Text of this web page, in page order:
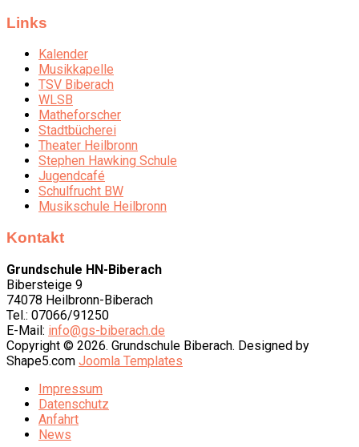
Links
Kalender
Musikkapelle
TSV Biberach
WLSB
Matheforscher
Stadtbücherei
Theater Heilbronn
Stephen Hawking Schule
Jugendcafé
Schulfrucht BW
Musikschule Heilbronn
Kontakt
Grundschule HN-Biberach
Bibersteige 9
74078 Heilbronn-Biberach
Tel.: 07066/91250
E-Mail: info@gs-biberach.de
Copyright © 2026. Grundschule Biberach. Designed by
Shape5.com Joomla Templates
Impressum
Datenschutz
Anfahrt
News